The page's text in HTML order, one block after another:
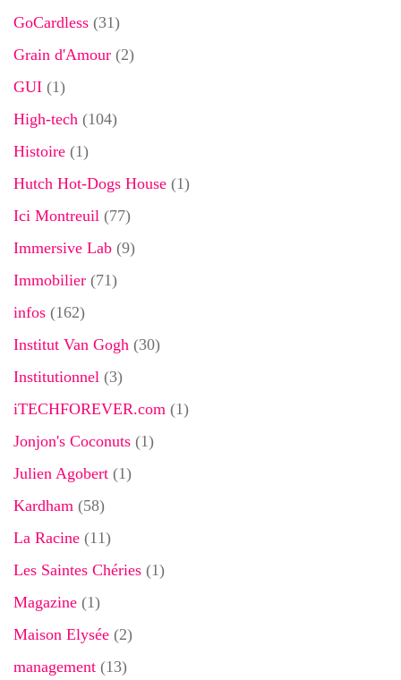
GoCardless (31)
Grain d'Amour (2)
GUI (1)
High-tech (104)
Histoire (1)
Hutch Hot-Dogs House (1)
Ici Montreuil (77)
Immersive Lab (9)
Immobilier (71)
infos (162)
Institut Van Gogh (30)
Institutionnel (3)
iTECHFOREVER.com (1)
Jonjon's Coconuts (1)
Julien Agobert (1)
Kardham (58)
La Racine (11)
Les Saintes Chéries (1)
Magazine (1)
Maison Elysée (2)
management (13)